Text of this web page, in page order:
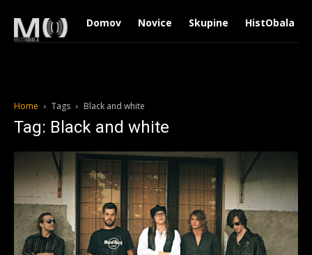
Domov Novice Skupine HistObala
Home Tags Black and white
Tag: Black and white